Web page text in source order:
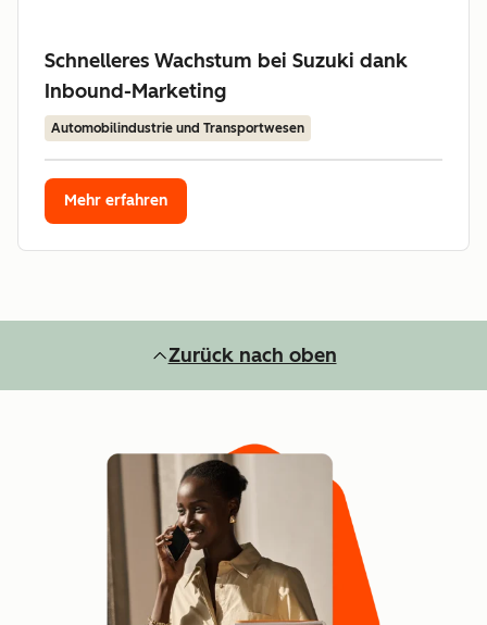
Schnelleres Wachstum bei Suzuki dank
Inbound-Marketing
Automobilindustrie und Transportwesen
Mehr erfahren
Zurück nach oben